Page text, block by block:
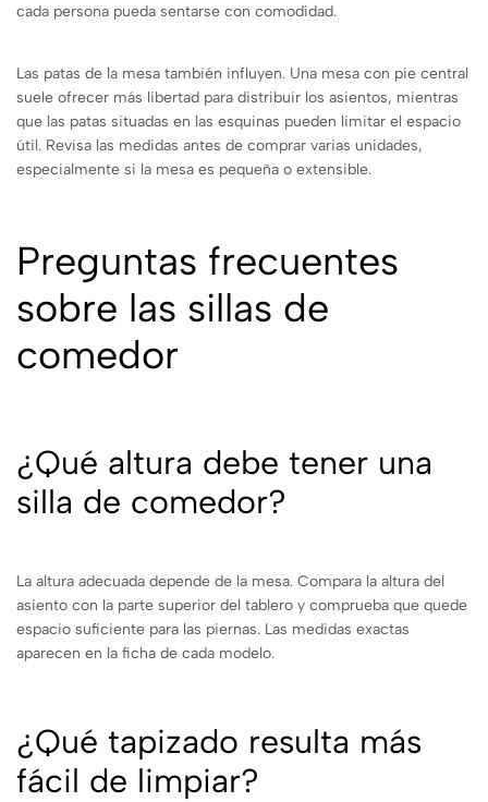
cada persona pueda sentarse con comodidad.
Las patas de la mesa también influyen. Una mesa con pie central
suele ofrecer más libertad para distribuir los asientos, mientras
que las patas situadas en las esquinas pueden limitar el espacio
útil. Revisa las medidas antes de comprar varias unidades,
especialmente si la mesa es pequeña o extensible.
Preguntas frecuentes
sobre las sillas de
comedor
¿Qué altura debe tener una
silla de comedor?
La altura adecuada depende de la mesa. Compara la altura del
asiento con la parte superior del tablero y comprueba que quede
espacio suficiente para las piernas. Las medidas exactas
aparecen en la ficha de cada modelo.
¿Qué tapizado resulta más
fácil de limpiar?